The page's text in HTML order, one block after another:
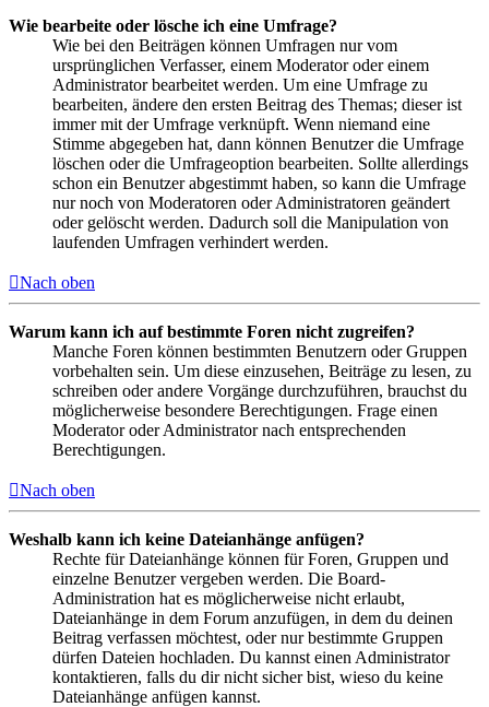
Wie bearbeite oder lösche ich eine Umfrage?
Wie bei den Beiträgen können Umfragen nur vom
ursprünglichen Verfasser, einem Moderator oder einem
Administrator bearbeitet werden. Um eine Umfrage zu
bearbeiten, ändere den ersten Beitrag des Themas; dieser ist
immer mit der Umfrage verknüpft. Wenn niemand eine
Stimme abgegeben hat, dann können Benutzer die Umfrage
löschen oder die Umfrageoption bearbeiten. Sollte allerdings
schon ein Benutzer abgestimmt haben, so kann die Umfrage
nur noch von Moderatoren oder Administratoren geändert
oder gelöscht werden. Dadurch soll die Manipulation von
laufenden Umfragen verhindert werden.
Nach oben
Warum kann ich auf bestimmte Foren nicht zugreifen?
Manche Foren können bestimmten Benutzern oder Gruppen
vorbehalten sein. Um diese einzusehen, Beiträge zu lesen, zu
schreiben oder andere Vorgänge durchzuführen, brauchst du
möglicherweise besondere Berechtigungen. Frage einen
Moderator oder Administrator nach entsprechenden
Berechtigungen.
Nach oben
Weshalb kann ich keine Dateianhänge anfügen?
Rechte für Dateianhänge können für Foren, Gruppen und
einzelne Benutzer vergeben werden. Die Board-
Administration hat es möglicherweise nicht erlaubt,
Dateianhänge in dem Forum anzufügen, in dem du deinen
Beitrag verfassen möchtest, oder nur bestimmte Gruppen
dürfen Dateien hochladen. Du kannst einen Administrator
kontaktieren, falls du dir nicht sicher bist, wieso du keine
Dateianhänge anfügen kannst.